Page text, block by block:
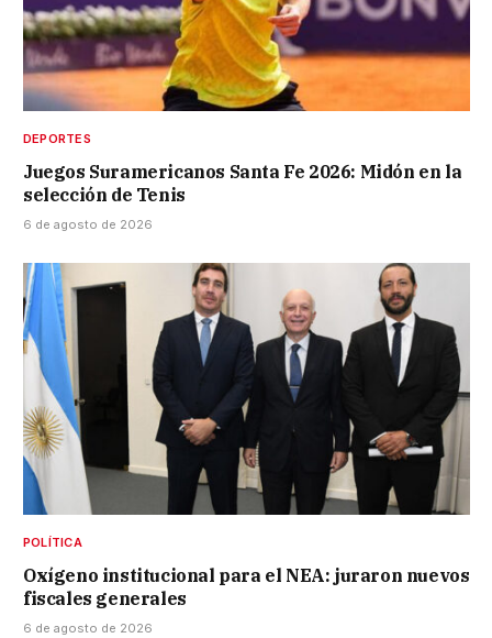
DEPORTES
Juegos Suramericanos Santa Fe 2026: Midón en la
selección de Tenis
6 de agosto de 2026
POLÍTICA
Oxígeno institucional para el NEA: juraron nuevos
fiscales generales
6 de agosto de 2026